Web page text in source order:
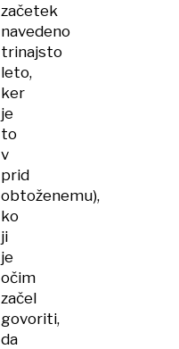
začetek
navedeno
trinajsto
leto,
ker
je
to
v
prid
obtoženemu),
ko
ji
je
očim
začel
govoriti,
da